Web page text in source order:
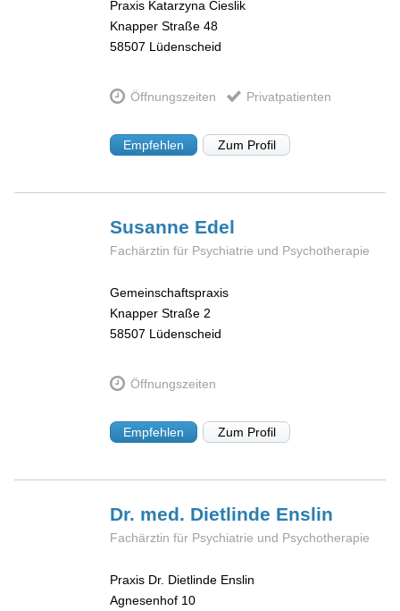
Praxis Katarzyna Cieslik
Knapper Straße 48
58507 Lüdenscheid
Öffnungszeiten Privatpatienten
Empfehlen Zum Profil
Susanne Edel
Fachärztin für Psychiatrie und Psychotherapie
Gemeinschaftspraxis
Knapper Straße 2
58507 Lüdenscheid
Öffnungszeiten
Empfehlen Zum Profil
Dr. med. Dietlinde Enslin
Fachärztin für Psychiatrie und Psychotherapie
Praxis Dr. Dietlinde Enslin
Agnesenhof 10